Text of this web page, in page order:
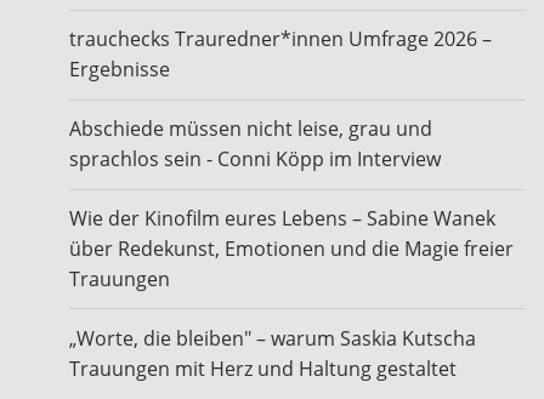
trauchecks Trauredner*innen Umfrage 2026 –
Ergebnisse
Abschiede müssen nicht leise, grau und
sprachlos sein - Conni Köpp im Interview
Wie der Kinofilm eures Lebens – Sabine Wanek
über Redekunst, Emotionen und die Magie freier
Trauungen
„Worte, die bleiben" – warum Saskia Kutscha
Trauungen mit Herz und Haltung gestaltet